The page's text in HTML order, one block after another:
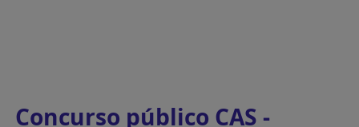
Concurso público CAS -